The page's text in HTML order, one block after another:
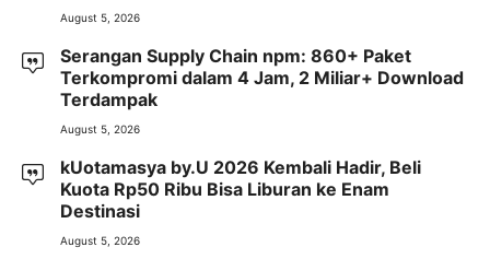
August 5, 2026
Serangan Supply Chain npm: 860+ Paket
Terkompromi dalam 4 Jam, 2 Miliar+ Download
Terdampak
August 5, 2026
kUotamasya by.U 2026 Kembali Hadir, Beli
Kuota Rp50 Ribu Bisa Liburan ke Enam
Destinasi
August 5, 2026